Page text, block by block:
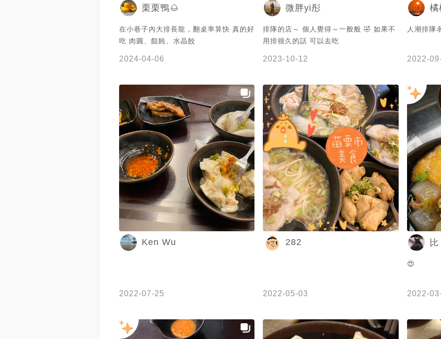
栗栗鴨🌰
在小巷子內大排長龍，翻桌率算快 真的好
吃 肉圓、餛飩、水晶餃
2024-04-06
微胖yi彤
排隊的店～ 個人覺得～一般般 🤣 如果不
用排很久的話 可以去吃
2023-10-12
橘
人潮排隊
2022-
Ken Wu
2022-07-25
282
2022-05-03
比
😍
2022-